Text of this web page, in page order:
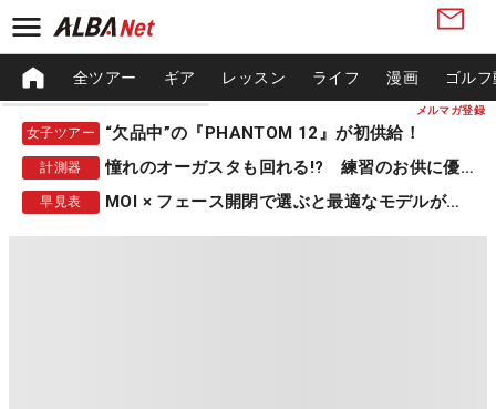
メルマガ登録
全ツアー ギア レッスン ライフ 漫画 ゴル
女子ツアー “欠品中”の『PHANTOM 12』が初供給！
計測器 憧れのオーガスタも回れる!? 練習のお供に優秀な一品
早見表 MOI × フェース開閉で選ぶと最適なモデルが見つかる